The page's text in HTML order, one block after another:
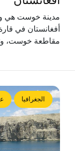
مدينة خوست هي
أفغانستان في
مقاطعة خوست،
الجغرافيا